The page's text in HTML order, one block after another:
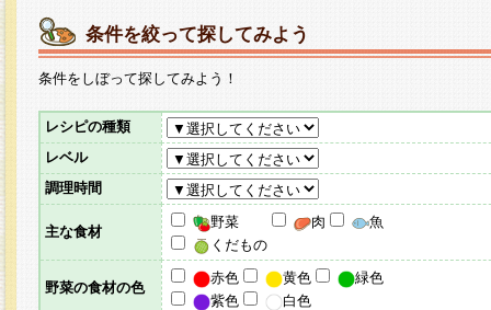
条件を絞って探してみよう
条件をしぼって探してみよう！
レシピの種類
レベル
調理時間
主な食材
野菜 肉
魚
くだもの
野菜の食材の色
赤色 黄色
緑色
紫色
白色